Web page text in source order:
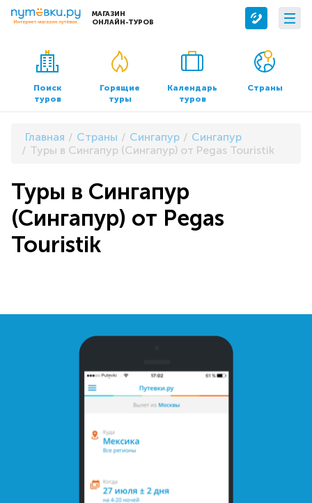
МАГАЗИН
ОНЛАЙН-ТУРОВ
Сервисы
Бронирование отелей
Трансфер
О компании
О нас
Контакты
Документы и реквизиты
Поиск
туров
Горящие
туры
Календарь
туров
Страны
Главная Страны Сингапур
Сингапур
Туры в Сингапур (Сингапур) от Pegas Touristik
Туры в Сингапур
(Сингапур) от Pegas
Touristik